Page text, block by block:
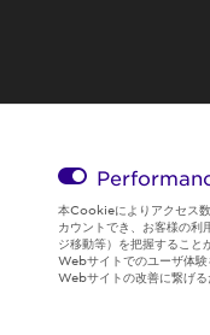
Region &
本Cookieによりアクセス
カウントでき、お客様の利
ジ移動等）を把握すること
Webサイトでのユーザ体
Webサイトの改善に繋げる